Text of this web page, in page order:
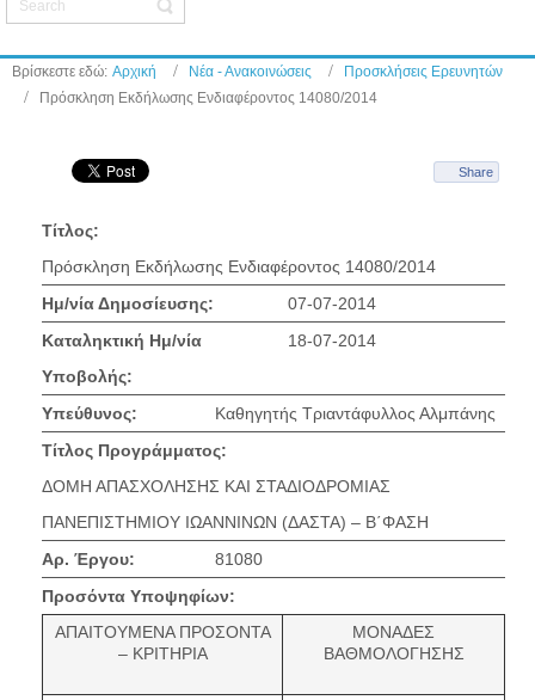
Βρίσκεστε εδώ: Αρχική Νέα - Ανακοινώσεις
Προσκλήσεις Ερευνητών
Πρόσκληση Εκδήλωσης Ενδιαφέροντος 14080/2014
Share
Τίτλος:
Πρόσκληση Εκδήλωσης Ενδιαφέροντος 14080/2014
Ημ/νία Δημοσίευσης:
07-07-2014
Καταληκτική Ημ/νία
Υποβολής:
18-07-2014
Υπεύθυνος:
Καθηγητής Τριαντάφυλλος Αλμπάνης
Τίτλος Προγράμματος:
ΔΟΜΗ ΑΠΑΣΧΟΛΗΣΗΣ ΚΑΙ ΣΤΑΔΙΟΔΡΟΜΙΑΣ
ΠΑΝΕΠΙΣΤΗΜΙΟΥ ΙΩΑΝΝΙΝΩΝ (ΔΑΣΤΑ) – Β΄ΦΑΣΗ
Αρ. Έργου:
81080
Προσόντα Υποψηφίων:
ΑΠΑΙΤΟΥΜΕΝΑ ΠΡΟΣΟΝΤΑ
– ΚΡΙΤΗΡΙΑ
ΜΟΝΑΔΕΣ
ΒΑΘΜΟΛΟΓΗΣΗΣ